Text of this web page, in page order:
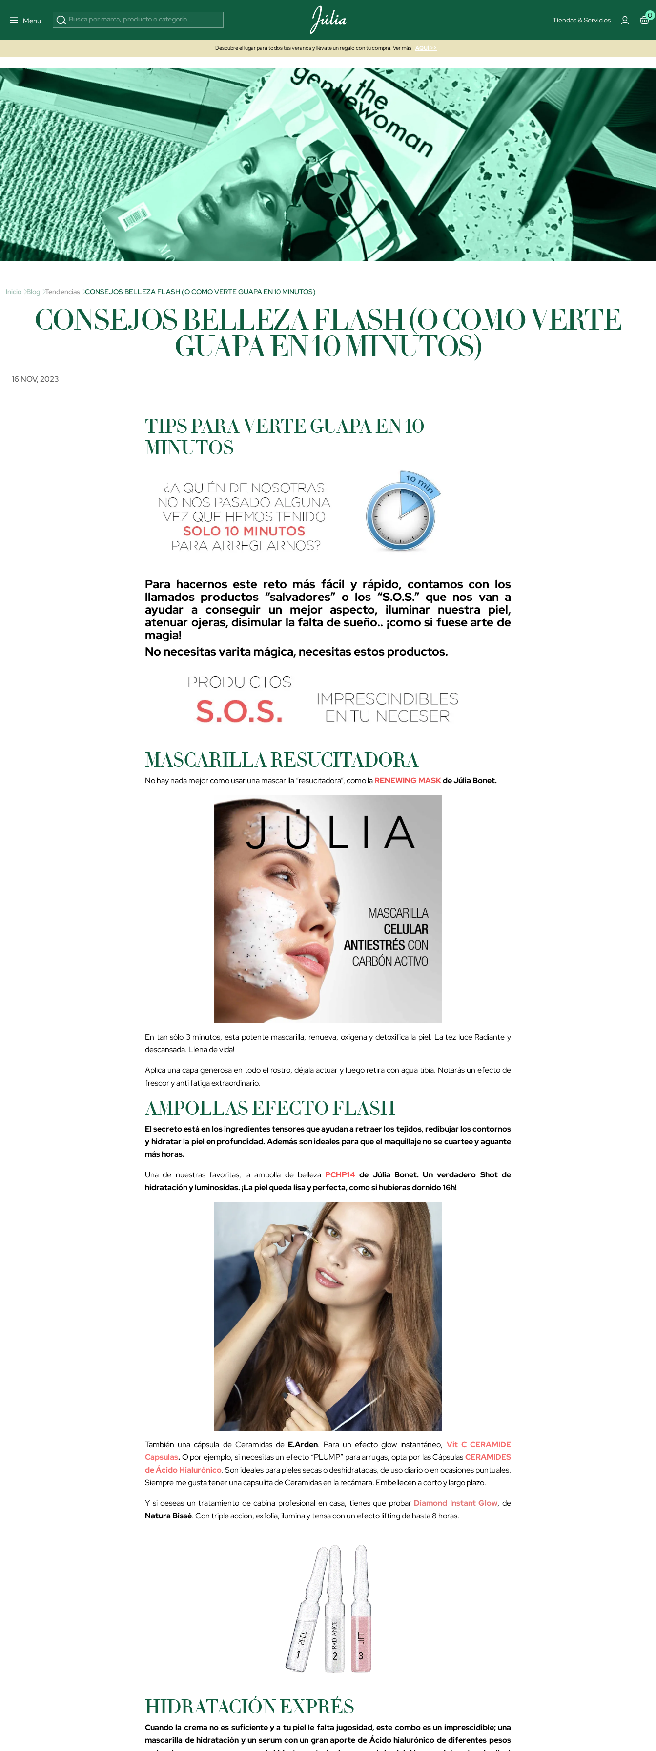
Menu Tiendas & Servicios
0
Descubre el lugar para todos tus veranos y llévate un regalo con tu compra. Ver más AQUÍ >>
Inicio Blog Tendencias CONSEJOS BELLEZA FLASH (O COMO VERTE GUAPA EN 10 MINUTOS)
CONSEJOS BELLEZA FLASH (O COMO VERTE
GUAPA EN 10 MINUTOS)
16 NOV, 2023
TIPS PARA VERTE GUAPA EN 10
MINUTOS
Para hacernos este reto más fácil y rápido, contamos con los
llamados productos “salvadores” o los “S.O.S.” que nos van a
ayudar a conseguir un mejor aspecto, iluminar nuestra piel,
atenuar ojeras, disimular la falta de sueño.. ¡como si fuese arte de
magia!
No necesitas varita mágica, necesitas estos productos.
MASCARILLA RESUCITADORA
No hay nada mejor como usar una mascarilla “resucitadora”, como laRENEWING MASKde Júlia Bonet.
En tan sólo 3 minutos, esta potente mascarilla, renueva, oxigena y detoxifica la piel. La tez luce Radiante y
descansada. Llena de vida!
Aplica una capa generosa en todo el rostro, déjala actuar y luego retira con agua tibia. Notarás un efecto de
frescor y anti fatiga extraordinario.
AMPOLLAS EFECTO FLASH
El secreto está en los ingredientes tensores que ayudan a retraer los tejidos, redibujar los contornos
y hidratar la piel en profundidad. Además son ideales para que el maquillaje no se cuartee y aguante
más horas.
Una de nuestras favoritas, la ampolla de belleza PCHP14de Júlia Bonet. Un verdadero Shot de
hidratación y luminosidas. ¡La piel queda lisa y perfecta, como si hubieras dornido 16h!
También una cápsula de Ceramidas de E.Arden. Para un efecto glow instantáneo, Vit C CERAMIDE
Capsulas.O por ejemplo, si necesitas un efecto “PLUMP” para arrugas, opta por las CápsulasCERAMIDES
de Ácido Hialurónico. Son ideales para pieles secas o deshidratadas, de uso diario o en ocasiones puntuales.
Siempre me gusta tener una capsulita de Ceramidas en la recámara. Embellecen a corto y largo plazo.
Y si deseas un tratamiento de cabina profesional en casa, tienes que probar Diamond Instant Glow, de
Natura Bissé. Con triple acción, exfolia, ilumina y tensa con un efecto lifting de hasta 8 horas.
HIDRATACIÓN EXPRÉS
Cuando la crema no es suficiente y a tu piel le falta jugosidad, este combo es un imprescidible; una
mascarilla de hidratación y un serum con un gran aporte de Ácido hialurónico de diferentes pesos